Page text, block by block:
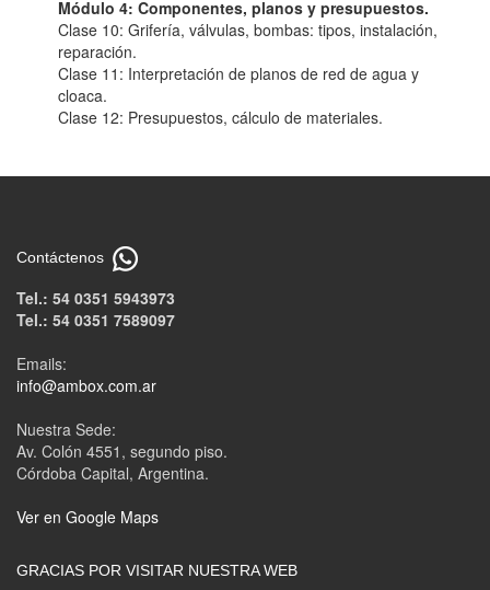
Módulo 4: Componentes, planos y presupuestos.
Clase 10: Grifería, válvulas, bombas: tipos, instalación,
reparación.
Clase 11: Interpretación de planos de red de agua y
cloaca.
Clase 12: Presupuestos, cálculo de materiales.
Contáctenos
Tel.: 54 0351 5943973
Tel.: 54 0351 7589097
Emails:
info@ambox.com.ar
Nuestra Sede:
Av. Colón 4551, segundo piso.
Córdoba Capital, Argentina.
Ver en Google Maps
GRACIAS POR VISITAR NUESTRA WEB